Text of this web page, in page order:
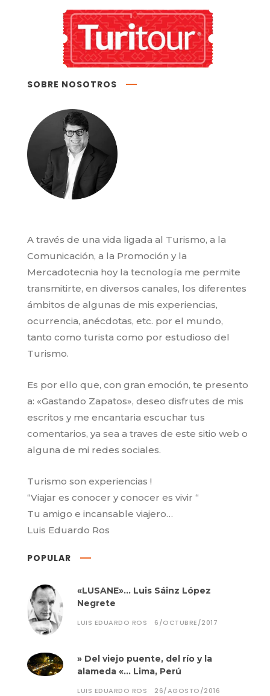
SOBRE NOSOTROS
A través de una vida ligada al Turismo, a la
Comunicación, a la Promoción y la
Mercadotecnia hoy la tecnología me permite
transmitirte, en diversos canales, los diferentes
ámbitos de algunas de mis experiencias,
ocurrencia, anécdotas, etc. por el mundo,
tanto como turista como por estudioso del
Turismo.
Es por ello que, con gran emoción, te presento
a: «Gastando Zapatos», deseo disfrutes de mis
escritos y me encantaria escuchar tus
comentarios, ya sea a traves de este sitio web o
alguna de mi redes sociales.
Turismo son experiencias !
“Viajar es conocer y conocer es vivir “
Tu amigo e incansable viajero…
Luis Eduardo Ros
POPULAR
«LUSANE»… Luis Sáinz López
Negrete
LUIS EDUARDO ROS 6/OCTUBRE/2017
» Del viejo puente, del río y la
alameda «… Lima, Perú
LUIS EDUARDO ROS 26/AGOSTO/2016